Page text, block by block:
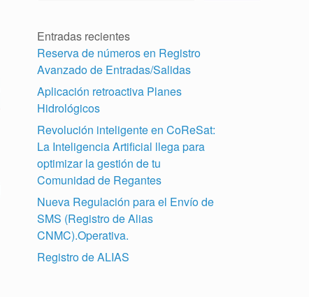
Entradas recientes
Reserva de números en Registro
Avanzado de Entradas/Salidas
Aplicación retroactiva Planes
Hidrológicos
Revolución inteligente en CoReSat:
La Inteligencia Artificial llega para
optimizar la gestión de tu
Comunidad de Regantes
Nueva Regulación para el Envío de
SMS (Registro de Alias
CNMC).Operativa.
Registro de ALIAS